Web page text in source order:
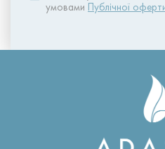
умовами Публічної